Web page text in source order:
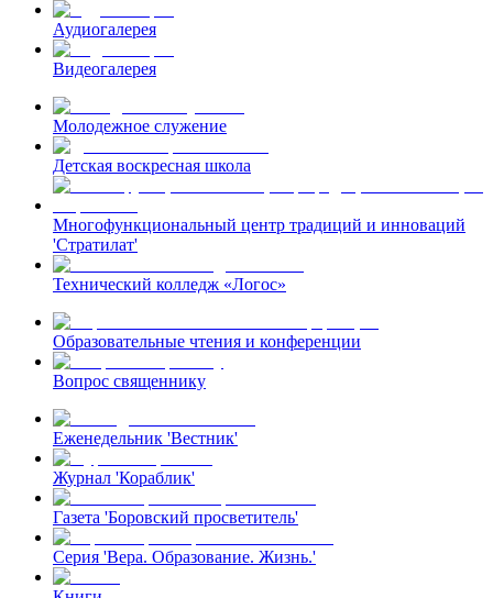
Аудиогалерея
Видеогалерея
Молодежное служение
Детская воскресная школа
Многофункциональный центр традиций и инноваций
'Стратилат'
Технический колледж «Логос»
Образовательные чтения и конференции
Вопрос священнику
Еженедельник 'Вестник'
Журнал 'Кораблик'
Газета 'Боровский просветитель'
Серия 'Вера. Образование. Жизнь.'